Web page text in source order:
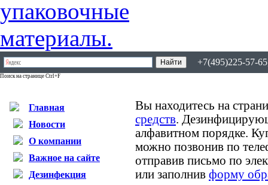
+7(495)225-57-
Поиск на странице Ctrl+F
Главная
Новости
О компании
Важное на сайте
Дезинфекция
Вы находитесь на
средств.
алфавитном порядке.
можно позвонив по
отправив письмо по
или заполнив форму